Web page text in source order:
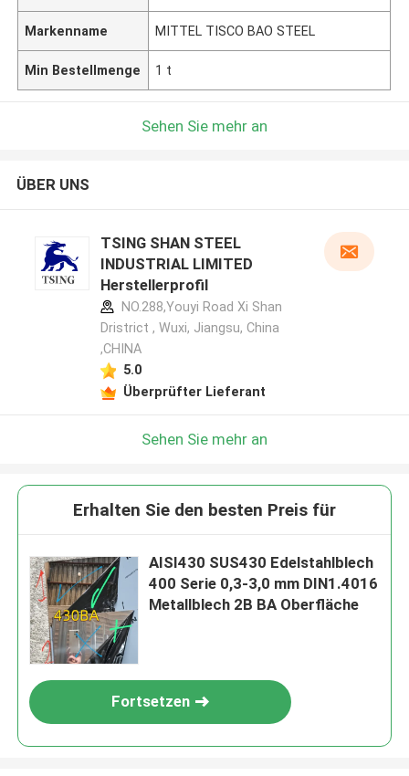
Markenname MITTEL TISCO BAO STEEL
Min Bestellmenge 1 t
Sehen Sie mehr an
ÜBER UNS
TSING SHAN STEEL
INDUSTRIAL LIMITED
Herstellerprofil
NO.288,Youyi Road Xi Shan
Dristrict , Wuxi, Jiangsu, China
,CHINA
5.0
Überprüfter Lieferant
Sehen Sie mehr an
Erhalten Sie den besten Preis für
AISI430 SUS430 Edelstahlblech
400 Serie 0,3-3,0 mm DIN1.4016
Metallblech 2B BA Oberfläche
Fortsetzen